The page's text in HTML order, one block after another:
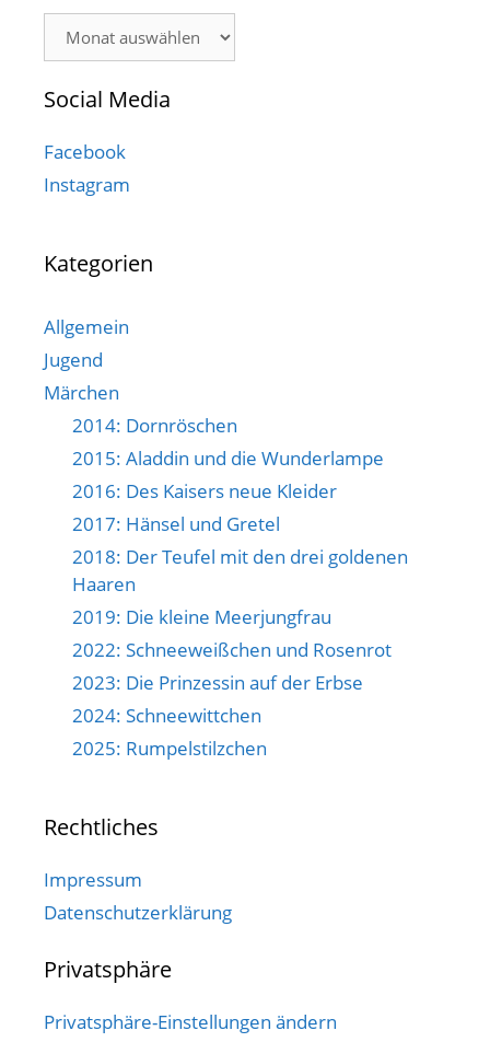
Social Media
Facebook
Instagram
Kategorien
Allgemein
Jugend
Märchen
2014: Dornröschen
2015: Aladdin und die Wunderlampe
2016: Des Kaisers neue Kleider
2017: Hänsel und Gretel
2018: Der Teufel mit den drei goldenen
Haaren
2019: Die kleine Meerjungfrau
2022: Schneeweißchen und Rosenrot
2023: Die Prinzessin auf der Erbse
2024: Schneewittchen
2025: Rumpelstilzchen
Rechtliches
Impressum
Datenschutzerklärung
Privatsphäre
Privatsphäre-Einstellungen ändern